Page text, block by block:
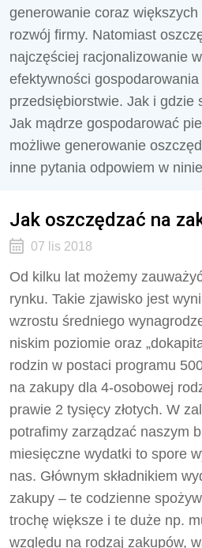
generowanie coraz
rozwój firmy. Natomiast
najczęściej racjonalizowanie
efektywności
przedsiębiorstwie. Jak i gdzie
Jak mądrze gospodarować
możliwe generowanie
inne pytania odpowiem w
Jak oszczędzać na
07 lis 2018
Od kilku lat możemy
rynku. Takie zjawisko jest
wzrostu średniego
niskim poziomie oraz
rodzin w postaci programu
na zakupy dla 4-osobowej
prawie 2 tysięcy złotych. W
potrafimy zarządzać naszym
miesięczne wydatki to spore
nas. Głównym składnikiem
zakupy – te codzienne
trochę większe i te duże np.
względu na rodzaj zakupów,